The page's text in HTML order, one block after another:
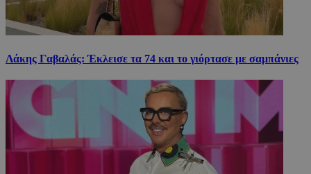
Λάκης Γαβαλάς: Έκλεισε τα 74 και το γιόρτασε με σαμπάνιες